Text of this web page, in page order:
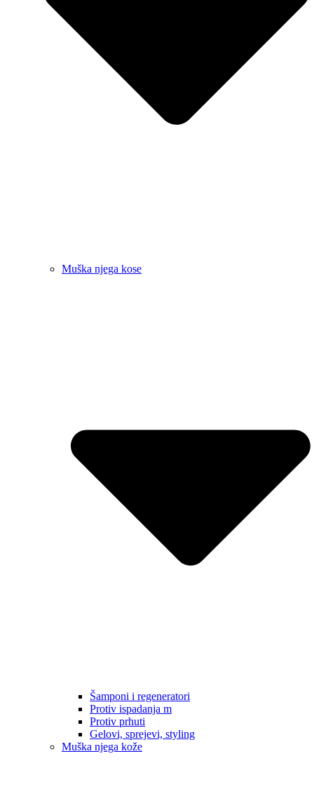
Muška njega kose
Šamponi i regeneratori
Protiv ispadanja m
Protiv prhuti
Gelovi, sprejevi, styling
Muška njega kože